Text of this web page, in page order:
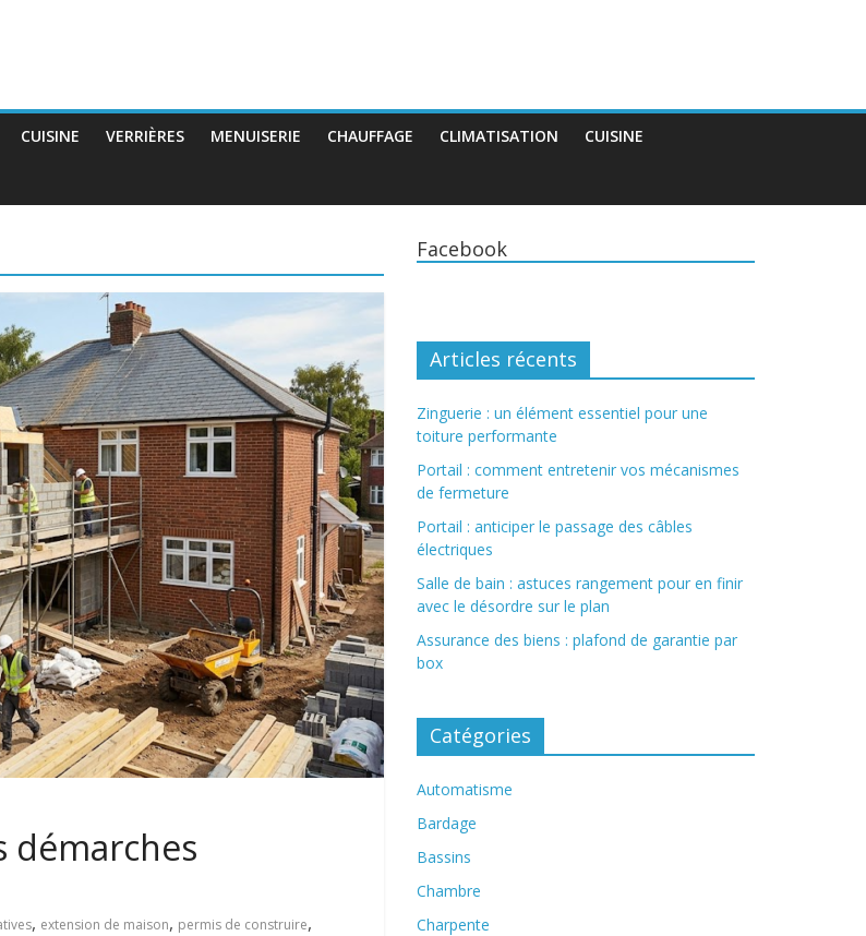
CUISINE VERRIÈRES MENUISERIE CHAUFFAGE CLIMATISATION CUISINE
démarches
, extension de maison, permis de construire,
Facebook
Articles récents
Zinguerie : un élément essentiel pour une
toiture performante
Portail : comment entretenir vos mécanismes
de fermeture
Portail : anticiper le passage des câbles
électriques
Salle de bain : astuces rangement pour en finir
avec le désordre sur le plan
Assurance des biens : plafond de garantie par
box
Catégories
Automatisme
Bardage
Bassins
Chambre
Charpente